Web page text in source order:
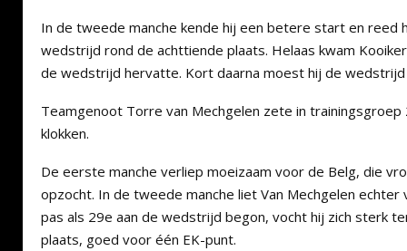
In de tweede manche kende hij een betere start en reed
wedstrijd rond de achttiende plaats. Helaas kwam
de wedstrijd hervatte. Kort daarna moest hij de wedstrijd
Teamgenoot Torre van Mechgelen zete in
klokken.
De eerste manche verliep moeizaam voor de Belg, die
opzocht. In de tweede manche liet Van Mechgelen echter
pas als 29e aan de wedstrijd begon, vocht hij zich sterk
plaats, goed voor één EK-punt.